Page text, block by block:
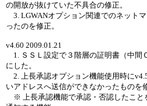
の開放が抜けていた不具合の修正。
3. LGWANオプション関連でのネット
ったのを修正。
v4.60 2009.01.21
1. ＳＳＬ設定で３階層の証明書（中間
にした。
2. 上長承認オプション機能使用時に
いアドレスへ送信ができなかったものを
※ 上長承認機能で承認・否認したこと